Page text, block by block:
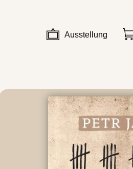
Ausstellung